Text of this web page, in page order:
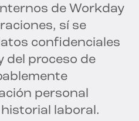
de Workday
sí se
confidenciales
del proceso de
personal
laboral.